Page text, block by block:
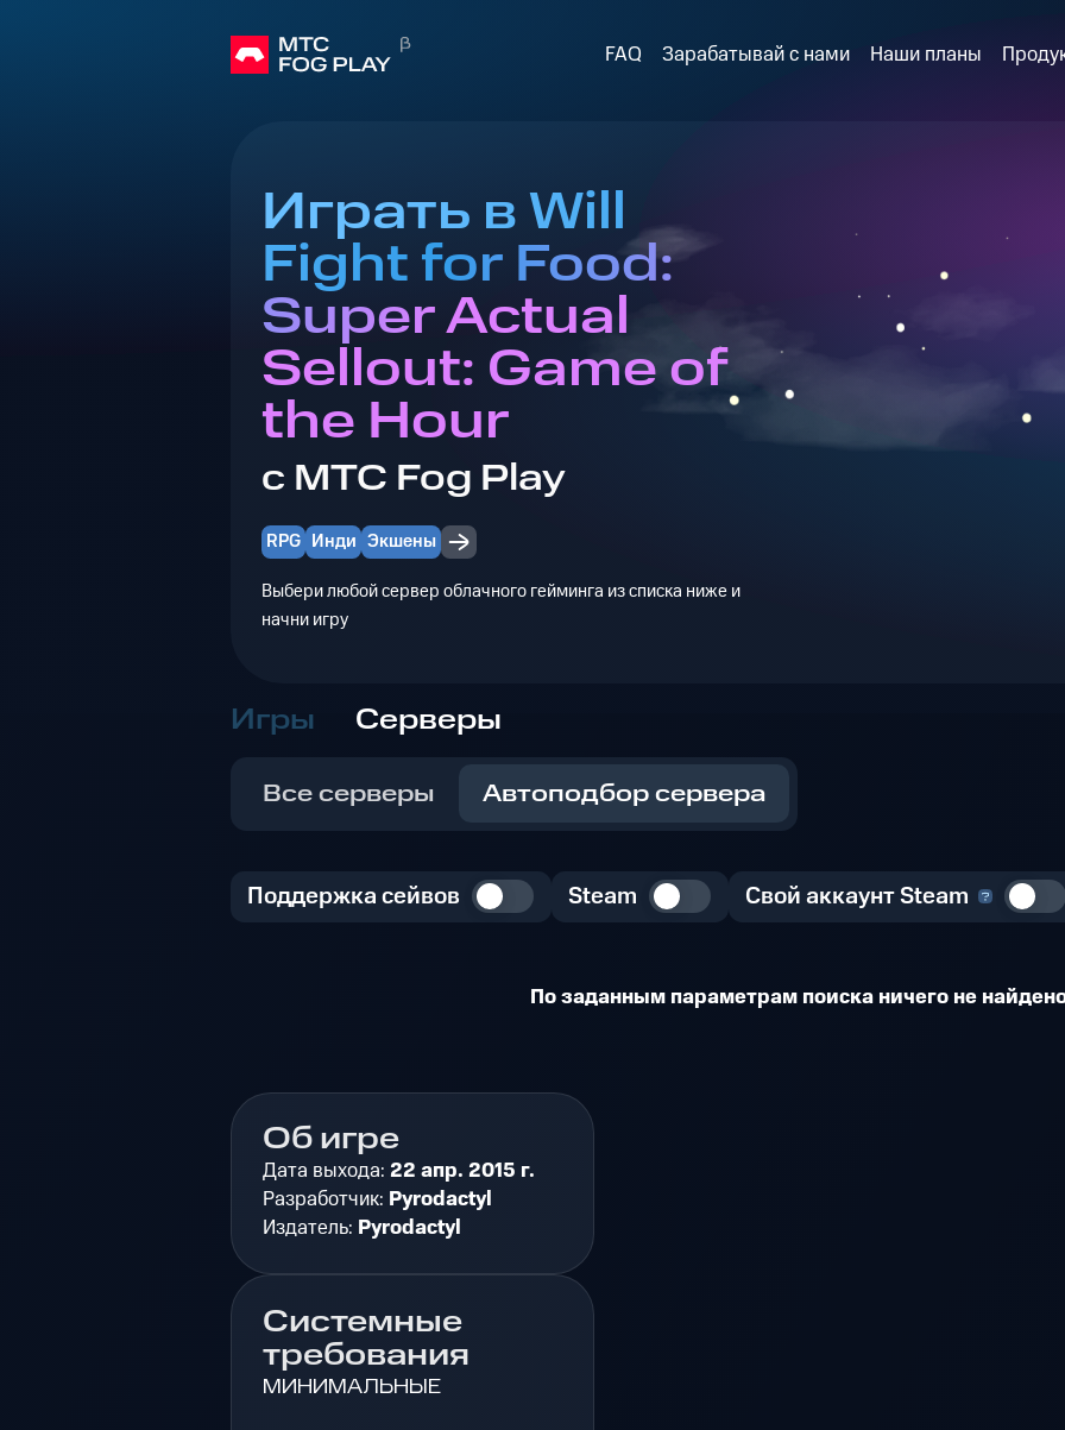
FAQ Зарабатывай с нами Наши планы
Играть в Will
Fight for Food:
Super Actual
Sellout: Game of
the Hour
с МТС Fog Play
RPG Инди Экшены
Выбери любой сервер облачного гейминга из списка ниже и
начни игру
Игры Серверы
Все серверы Автоподбор сервера
Поддержка сейвов Steam Свой аккаунт Steam
По заданным параметрам поиска ничего не
Об игре
Дата выхода: 22 апр. 2015 г.
Разработчик: Pyrodactyl
Издатель: Pyrodactyl
Системные
требования
МИНИМАЛЬНЫЕ